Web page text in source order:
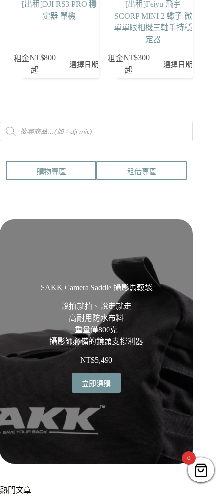
[出租]DJI RS3 PRO 穩
定器 單機
租金NT$800
起
選擇日期
[出租]Feiyu 飛宇
SCORP MINI 2 蠍子 微
單單眼相機三軸手持穩
定器
租金NT$300
起
選擇日期
Products
search
購物專區 租借專區
SAKK Camera Saddle 攝影馬鞍袋
說拍就拍、說走就走
高耐用防水布料
重量僅800克
攝影師必備的鏡頭支撐利器
NT$5,490
立即選購
熱門文章
0